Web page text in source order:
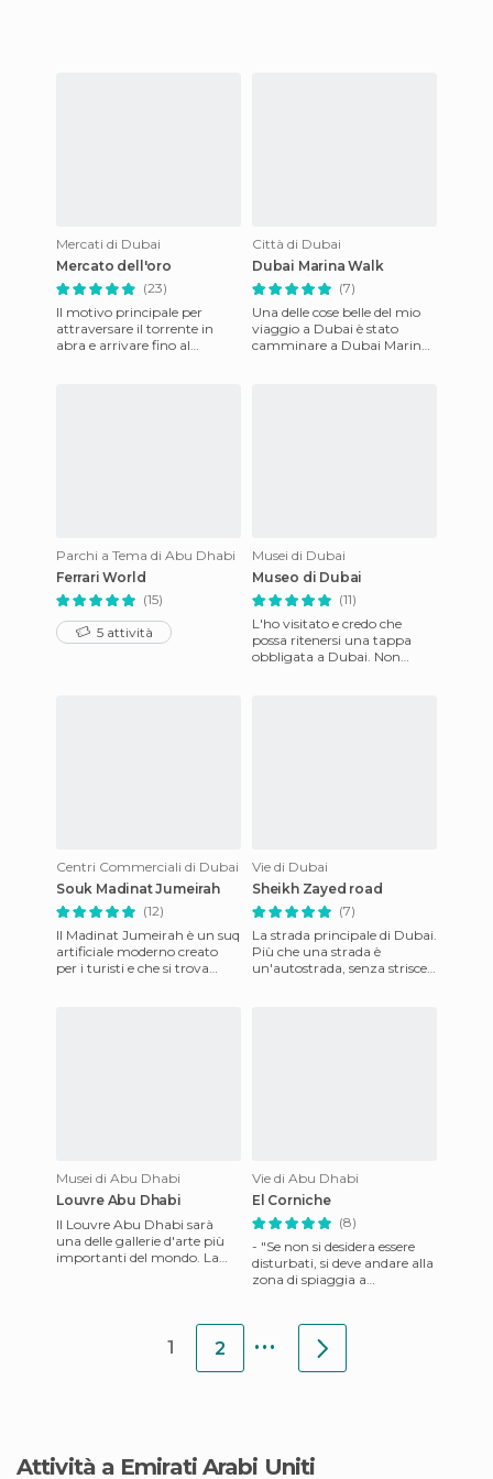
Mercati di Dubai
Mercato dell'oro
(23)
Il motivo principale per
attraversare il torrente in
abra e arrivare fino al
Città di Dubai
Dubai Marina Walk
(7)
Una delle cose belle del mio
viaggio a Dubai è stato
camminare a Dubai Marina.
Parchi a Tema di Abu Dhabi
Ferrari World
(15)
5 attività
Musei di Dubai
Museo di Dubai
(11)
L'ho visitato e credo che
possa ritenersi una tappa
obbligata a Dubai. Non
Centri Commerciali di Dubai
Souk Madinat Jumeirah
(12)
Il Madinat Jumeirah è un suq
artificiale moderno creato
per i turisti e che si trova
Vie di Dubai
Sheikh Zayed road
(7)
La strada principale di Dubai.
Più che una strada è
un'autostrada, senza strisce
Musei di Abu Dhabi
Louvre Abu Dhabi
Il Louvre Abu Dhabi sarà
una delle gallerie d'arte più
importanti del mondo. La
Vie di Abu Dhabi
El Corniche
(8)
- "Se non si desidera essere
disturbati, si deve andare alla
zona di spiaggia a
1 2 ...
Attività a Emirati Arabi Uniti